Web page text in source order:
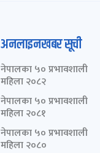
अनलाइनखबर सूची
नेपालका ५० प्रभावशाली
महिला २०८२
नेपालका ५० प्रभावशाली
महिला २०८१
नेपालका ५० प्रभावशाली
महिला २०८०